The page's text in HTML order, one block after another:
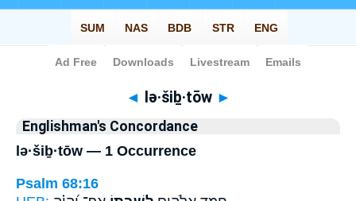
Bible> Strong's > Hebrew
◄ lə·šiḇ·tōw ►
Englishman's Concordance
lə·šiḇ·tōw — 1 Occurrence
Psalm 68:16